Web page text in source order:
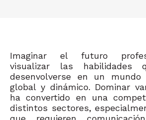
Imaginar el futuro
visualizar las habilidades
desenvolverse en un
global y dinámico. Dominar
ha convertido en una
distintos sectores,